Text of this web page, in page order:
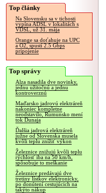
Top články
Na Slovensku sa v tichosti
vypína ADSL v lokalitách s
VDSL, už 31. mája
Orange sa doťahuje na UPC
a O2, spustí 2.5 Gbps
pripojenie
Top správy
Alza nasadila dve novinky,
jednu užitočnú a jednu
kontroverznú
Maďarsko jadrovú elektráreň
nakoniec kompletne
neodstavilo, Rumunsko mení
tok Dunaja
Ďalšia jadrová elektráreň
južne od Slovenska musela
kvôli teplu znížiť výkon
Železnice znižujú kvôli teplu
rýchlosť iba na 50 km/h,
spôsobuje to meškanie
Železnice predávajú dve
tretiny lístkov elektronicky,
po donútení cestujúcich na
takýto nákup